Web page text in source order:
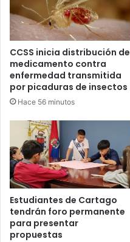
arte
CCSS inicia distribución de
medicamento contra
enfermedad transmitida
por picaduras de insectos
Hace 56 minutos
Estudiantes de Cartago
tendrán foro permanente
para presentar
propuestas